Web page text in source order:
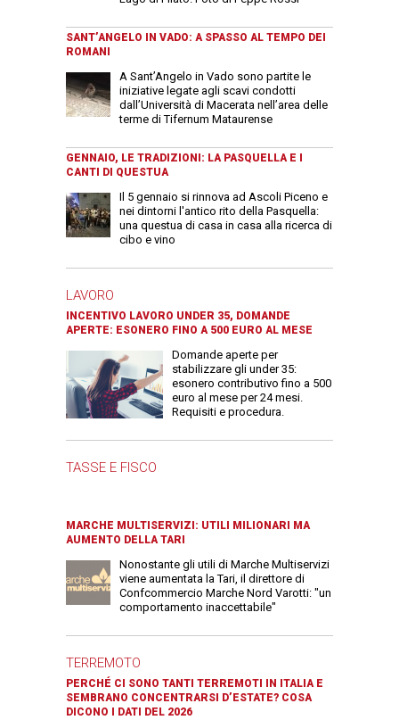
SANT’ANGELO IN VADO: A SPASSO AL TEMPO DEI
ROMANI
A Sant’Angelo in Vado sono partite le
iniziative legate agli scavi condotti
dall’Università di Macerata nell’area delle
terme di Tifernum Mataurense
GENNAIO, LE TRADIZIONI: LA PASQUELLA E I
CANTI DI QUESTUA
Il 5 gennaio si rinnova ad Ascoli Piceno e
nei dintorni l'antico rito della Pasquella:
una questua di casa in casa alla ricerca di
cibo e vino
LAVORO
INCENTIVO LAVORO UNDER 35, DOMANDE
APERTE: ESONERO FINO A 500 EURO AL MESE
Domande aperte per
stabilizzare gli under 35:
esonero contributivo fino a 500
euro al mese per 24 mesi.
Requisiti e procedura.
TASSE E FISCO
MARCHE MULTISERVIZI: UTILI MILIONARI MA
AUMENTO DELLA TARI
Nonostante gli utili di Marche Multiservizi
viene aumentata la Tari, il direttore di
Confcommercio Marche Nord Varotti: "un
comportamento inaccettabile"
TERREMOTO
PERCHÉ CI SONO TANTI TERREMOTI IN ITALIA E
SEMBRANO CONCENTRARSI D’ESTATE? COSA
DICONO I DATI DEL 2026